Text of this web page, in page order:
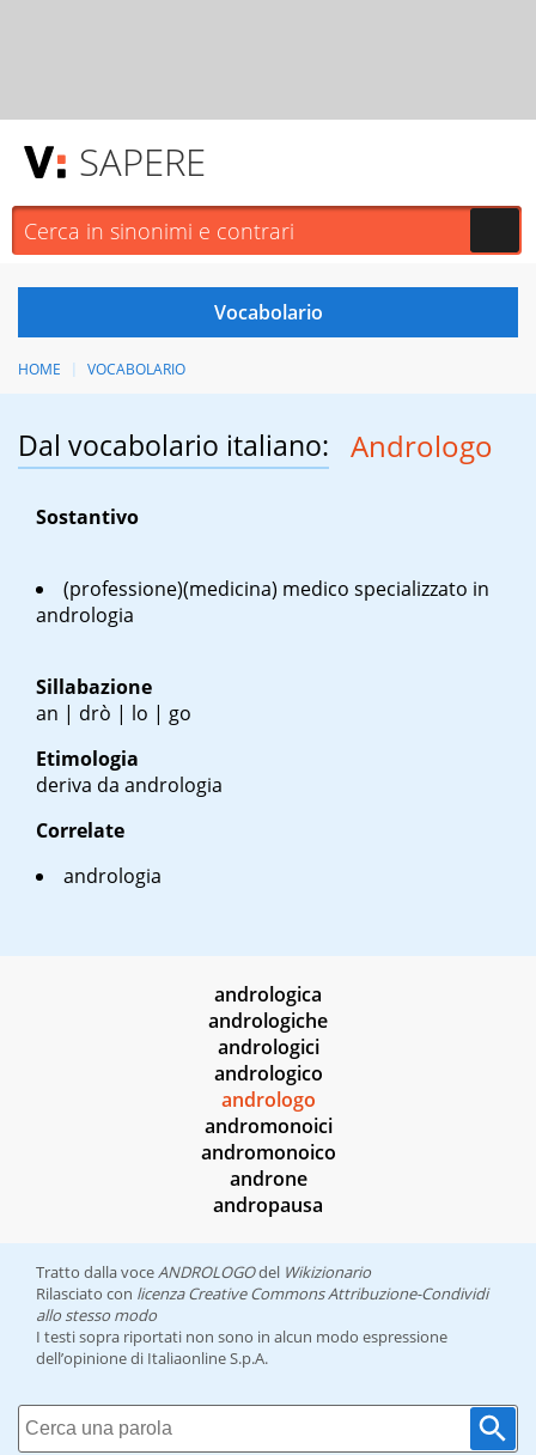
SAPERE
HOME VOCABOLARIO
Dal vocabolario italiano: Andrologo
Sostantivo
(professione)(medicina) medico specializzato in
andrologia
Sillabazione
an | drò | lo | go
Etimologia
deriva da andrologia
Correlate
andrologia
andrologica
andrologiche
andrologici
andrologico
andrologo
andromonoici
andromonoico
androne
andropausa
Tratto dalla voceANDROLOGOdel Wikizionario
Rilasciato con licenza Creative Commons Attribuzione-Condividi
allo stesso modo
I testi sopra riportati non sono in alcun modo espressione
dell’opinione di Italiaonline S.p.A.